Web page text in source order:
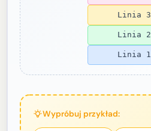
Linia 3
Linia 2
Linia 1
Wypróbuj przykład: